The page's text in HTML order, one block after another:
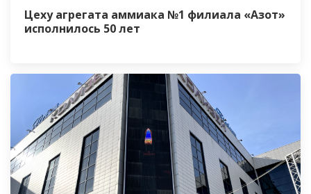
Цеху агрегата аммиака №1 филиала «Азот»
исполнилось 50 лет